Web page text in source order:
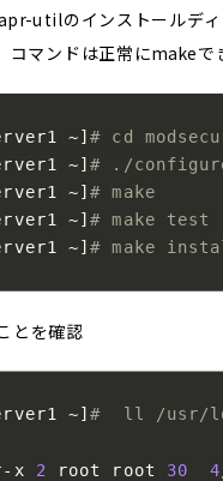
utilのインストールディ
マンドは正常にmakeで
~]# cd
~]# ./
~]# make
~]# make test
~]# make
とを確認
~]#  ll /usr/
x 2 root root 30 4